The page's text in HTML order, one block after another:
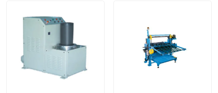
Video
Về chúng tôi